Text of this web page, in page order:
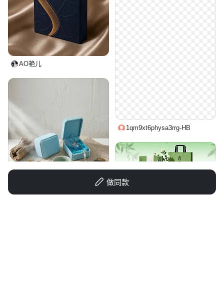
做同款
AO艳儿
1qm9xt6physa3rrg-HB
找不到算我输